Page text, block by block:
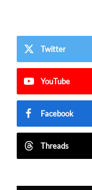
Twitter
YouTube
Facebook
Threads